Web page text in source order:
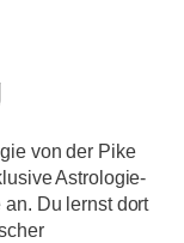
von der Pike
Astrologie-
Du lernst dort